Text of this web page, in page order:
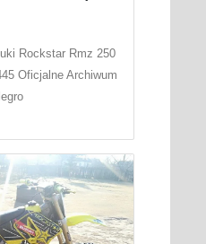
Rockstar Rmz 250
Oficjalne Archiwum